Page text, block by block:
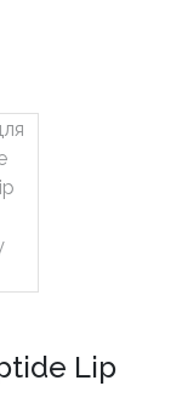
Lip